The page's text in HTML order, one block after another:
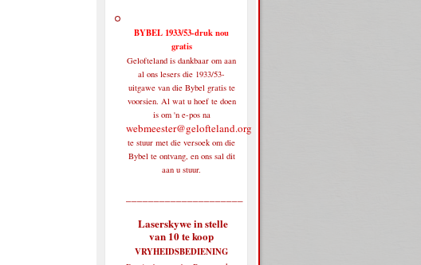
BYBEL 1933/53-druk nou
gratis
Gelofteland is dankbaar om aan
al ons lesers die 1933/53-
uitgawe van die Bybel gratis te
voorsien. Al wat u hoef te doen
is om 'n e-pos na
webmeester@gelofteland.org
te stuur met die versoek om die
Bybel te ontvang, en ons sal dit
aan u stuur.
Laserskywe in stelle
van 10 te koop
VRYHEIDSBEDIENING